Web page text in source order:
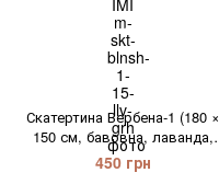
Скатертина Вербена-1 (180 ×
150 см, бавовна, лаванда,
білий) IMI
450 грн